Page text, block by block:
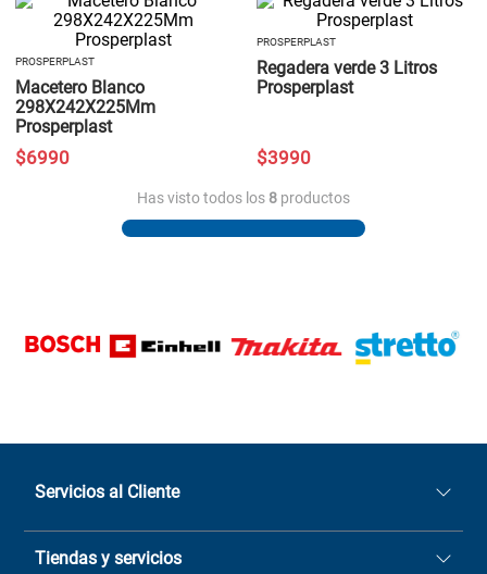
PROSPERPLAST
Macetero Blanco
298X242X225Mm
Prosperplast
$6990
PROSPERPLAST
Regadera verde 3 Litros
Prosperplast
$3990
Has visto todos los 8 productos
Servicios al Cliente
Quiénes somos
Sucursales
Tiendas y servicios